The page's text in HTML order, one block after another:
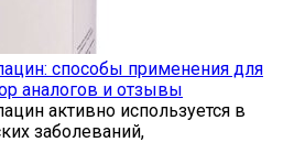
способы применения для
аналогов и отзывы
активно используется в
заболеваний,